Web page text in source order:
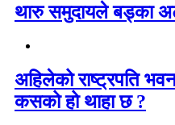
थारु समुदायले बड्का
अहिलेको राष्ट्रपति
कसको हो थाहा छ ?